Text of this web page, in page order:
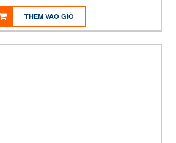
THÊM VÀO GIỎ